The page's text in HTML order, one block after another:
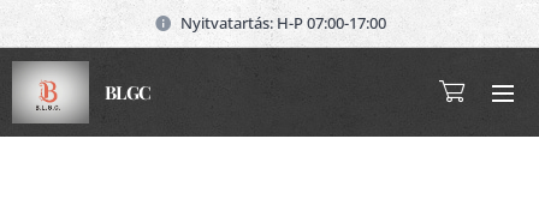
Nyitvatartás: H-P 07:00-17:00
BLGC